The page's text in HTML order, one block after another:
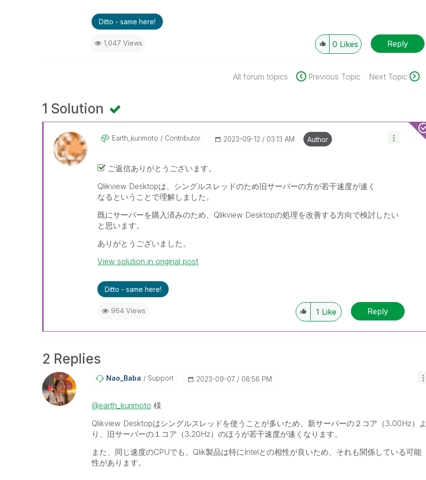
Ditto - same here!
1,047 Views 0 Likes Reply
All forum topics Previous Topic Next Topic
1 Solution
Earth_kurimoto Contributor ‎2023-09-12 03:13 AM Author
ご返信ありがとうございます。
Qlikview Desktopは、シングルスレッドのため旧サーバーの方が若干速度が速く
なるということで理解しました。
既にサーバーを購入済みのため、Qlikview Desktopの処理を改善する方向で検討したい
と思います。
ありがとうございました。
View solution in original post
Ditto - same here!
964 Views 1 Like Reply
2 Replies
Nao_Baba Support ‎2023-09-07 08:56 PM
@earth_kurimoto 様
Qlikview Desktopはシングルスレッドを使うことが多いため、新サーバーの２コア（3.00Hz）よ
り、旧サーバーの１コア（3.20Hz）のほうが若干速度が速くなります。
また、同じ速度のCPUでも、Qlik製品は特にIntelとの相性が良いため、それも関係している可能
性があります。